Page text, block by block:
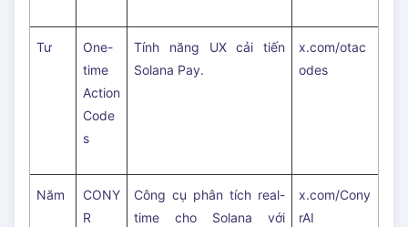
Tư
One-
time
Action
Code
s
Tính năng UX cải tiến
Solana Pay.
x.com/otac
odes
Năm
CONY
R
Công cụ phân tích real-
time cho Solana với
x.com/Cony
rAI